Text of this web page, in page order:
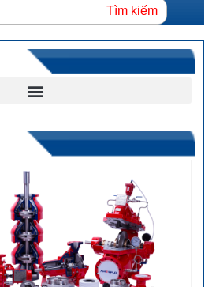
Tìm kiếm